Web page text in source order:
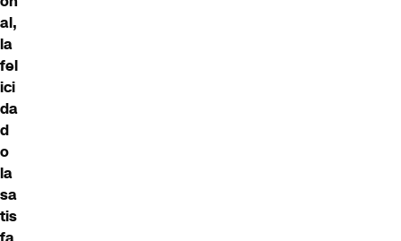
al,
la
fel
ici
da
d
o
la
sa
tis